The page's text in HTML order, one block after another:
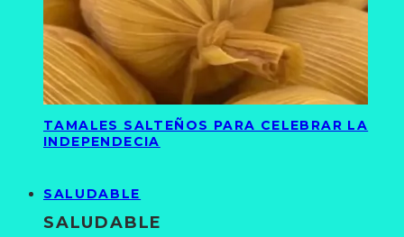
TAMALES SALTEÑOS PARA CELEBRAR LA
INDEPENDECIA
SALUDABLE
SALUDABLE